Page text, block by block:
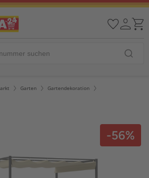
Garten
Gartendekoration
-56%